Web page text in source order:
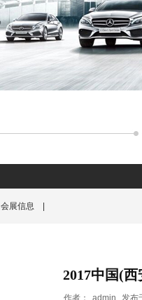
会展信息
2017中国(
作者： admin 发布